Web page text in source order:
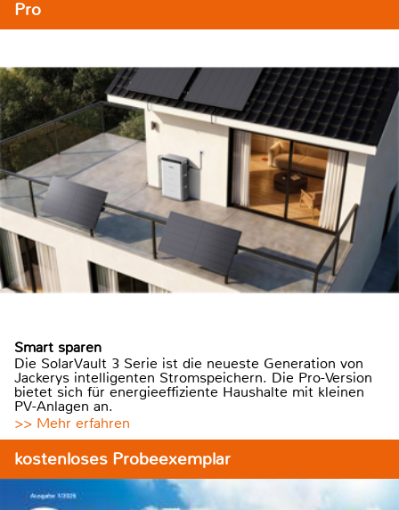
Pro
Smart sparen
Die SolarVault 3 Serie ist die neueste Generation von
Jackerys intelligenten Stromspeichern. Die Pro-Version
bietet sich für energieeffiziente Haushalte mit kleinen
PV-Anlagen an.
>> Mehr erfahren
kostenloses Probeexemplar